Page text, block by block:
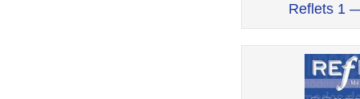
Reflets 1